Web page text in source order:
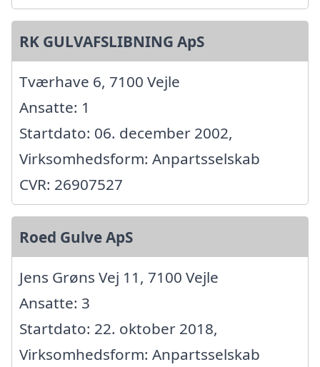
RK GULVAFSLIBNING ApS
Tværhave 6, 7100 Vejle
Ansatte: 1
Startdato: 06. december 2002,
Virksomhedsform: Anpartsselskab
CVR: 26907527
Roed Gulve ApS
Jens Grøns Vej 11, 7100 Vejle
Ansatte: 3
Startdato: 22. oktober 2018,
Virksomhedsform: Anpartsselskab